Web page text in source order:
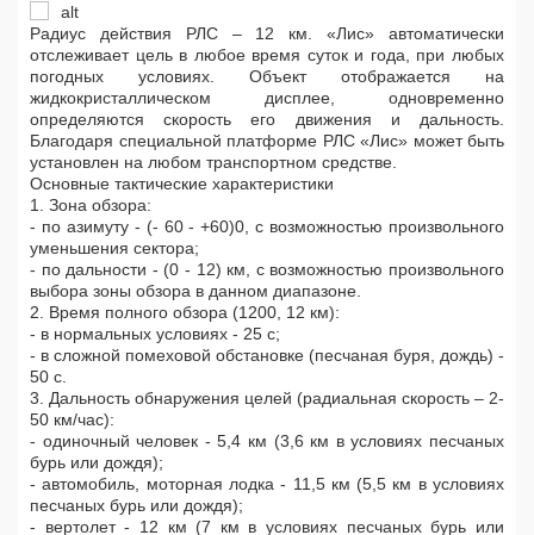
Радиус действия РЛС – 12 км. «Лис» автоматически
отслеживает цель в любое время суток и года, при любых
погодных условиях. Объект отображается на
жидкокристаллическом дисплее, одновременно
определяются скорость его движения и дальность.
Благодаря специальной платформе РЛС «Лис» может быть
установлен на любом транспортном средстве.
Основные тактические характеристики
1. Зона обзора:
- по азимуту - (- 60 - +60)0, с возможностью произвольного
уменьшения сектора;
- по дальности - (0 - 12) км, с возможностью произвольного
выбора зоны обзора в данном диапазоне.
2. Время полного обзора (1200, 12 км):
- в нормальных условиях - 25 с;
- в сложной помеховой обстановке (песчаная буря, дождь) -
50 с.
3. Дальность обнаружения целей (радиальная скорость – 2-
50 км/час):
- одиночный человек - 5,4 км (3,6 км в условиях песчаных
бурь или дождя);
- автомобиль, моторная лодка - 11,5 км (5,5 км в условиях
песчаных бурь или дождя);
- вертолет - 12 км (7 км в условиях песчаных бурь или